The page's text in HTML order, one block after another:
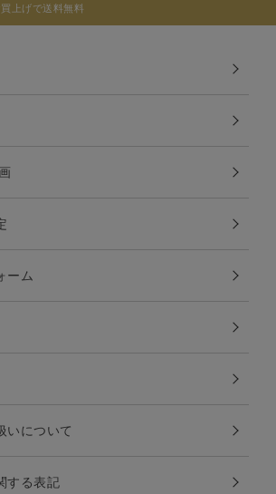
上げで送料無料
ーム
いについて
する表記